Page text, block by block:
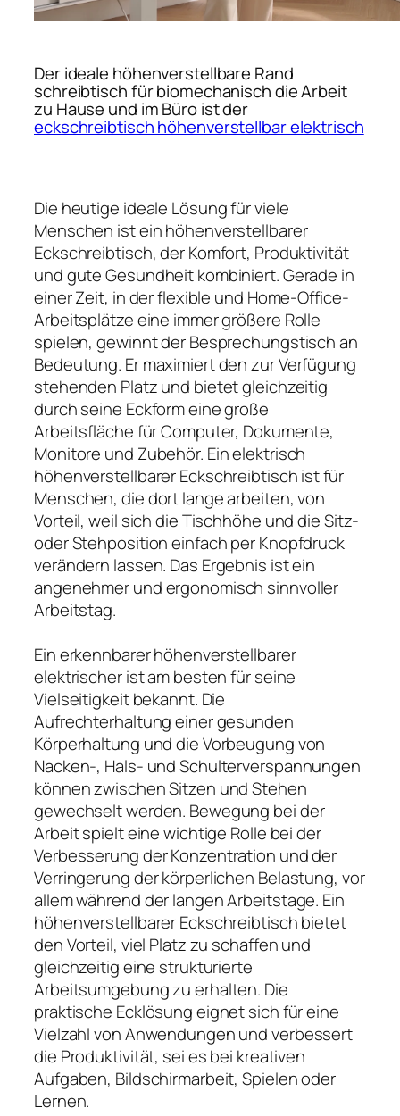
Der ideale höhenverstellbare Rand
schreibtisch für biomechanisch die Arbeit
zu Hause und im Büro ist der
eckschreibtisch höhenverstellbar elektrisch
Die heutige ideale Lösung für viele
Menschen ist ein höhenverstellbarer
Eckschreibtisch, der Komfort, Produktivität
und gute Gesundheit kombiniert. Gerade in
einer Zeit, in der flexible und Home-Office-
Arbeitsplätze eine immer größere Rolle
spielen, gewinnt der Besprechungstisch an
Bedeutung. Er maximiert den zur Verfügung
stehenden Platz und bietet gleichzeitig
durch seine Eckform eine große
Arbeitsfläche für Computer, Dokumente,
Monitore und Zubehör. Ein elektrisch
höhenverstellbarer Eckschreibtisch ist für
Menschen, die dort lange arbeiten, von
Vorteil, weil sich die Tischhöhe und die Sitz-
oder Stehposition einfach per Knopfdruck
verändern lassen. Das Ergebnis ist ein
angenehmer und ergonomisch sinnvoller
Arbeitstag.
Ein erkennbarer höhenverstellbarer
elektrischer ist am besten für seine
Vielseitigkeit bekannt. Die
Aufrechterhaltung einer gesunden
Körperhaltung und die Vorbeugung von
Nacken-, Hals- und Schulterverspannungen
können zwischen Sitzen und Stehen
gewechselt werden. Bewegung bei der
Arbeit spielt eine wichtige Rolle bei der
Verbesserung der Konzentration und der
Verringerung der körperlichen Belastung, vor
allem während der langen Arbeitstage. Ein
höhenverstellbarer Eckschreibtisch bietet
den Vorteil, viel Platz zu schaffen und
gleichzeitig eine strukturierte
Arbeitsumgebung zu erhalten. Die
praktische Ecklösung eignet sich für eine
Vielzahl von Anwendungen und verbessert
die Produktivität, sei es bei kreativen
Aufgaben, Bildschirmarbeit, Spielen oder
Lernen.